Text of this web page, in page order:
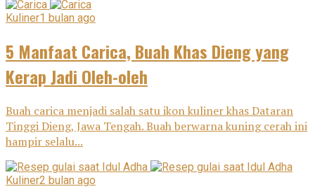
Kuliner1 bulan ago
5 Manfaat Carica, Buah Khas Dieng yang
Kerap Jadi Oleh-oleh
Buah carica menjadi salah satu ikon kuliner khas Dataran
Tinggi Dieng, Jawa Tengah. Buah berwarna kuning cerah ini
hampir selalu...
Kuliner2 bulan ago